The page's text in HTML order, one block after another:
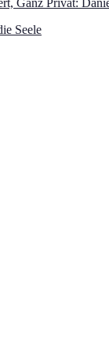
Ganz Privat:
Seele